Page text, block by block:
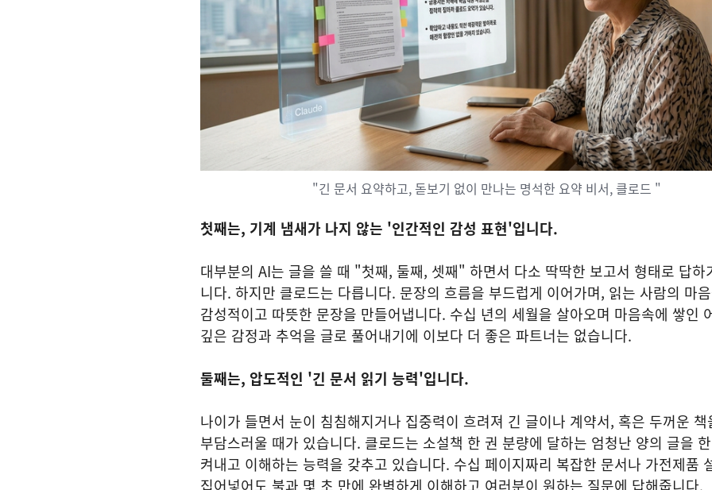
"긴 문서 요약하고, 돋보기 없이 만나는 명석한 요약 비서, 클로드 "
첫째는, 기계 냄새가 나지 않는 '인간적인 감성 표현'입니다.
대부분의 AI는 글을 쓸 때 "첫째, 둘째, 셋째" 하면서 다소 딱딱한 보고서 형태로 답하
니다. 하지만 클로드는 다릅니다. 문장의 흐름을 부드럽게 이어가며, 읽는 사람의 마
감성적이고 따뜻한 문장을 만들어냅니다. 수십 년의 세월을 살아오며 마음속에 쌓인
깊은 감정과 추억을 글로 풀어내기에 이보다 더 좋은 파트너는 없습니다.
둘째는, 압도적인 '긴 문서 읽기 능력'입니다.
나이가 들면서 눈이 침침해지거나 집중력이 흐려져 긴 글이나 계약서, 혹은 두꺼운
부담스러울 때가 있습니다. 클로드는 소설책 한 권 분량에 달하는 엄청난 양의 글을
켜내고 이해하는 능력을 갖추고 있습니다. 수십 페이지짜리 복잡한 문서나 가전제품
집어넣어도 불과 몇 초 만에 완벽하게 이해하고 여러분이 원하는 질문에 답해줍니다.